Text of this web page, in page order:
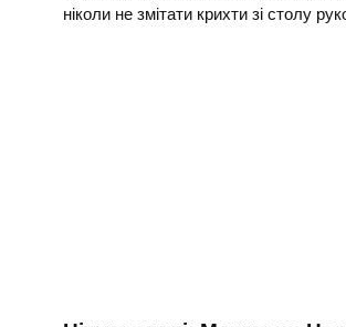
ніколи не змітати крихти зі столу